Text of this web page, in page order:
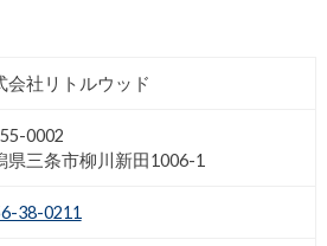
会社リトルウッド
0002
県三条市柳川新田1006-1
38-0211